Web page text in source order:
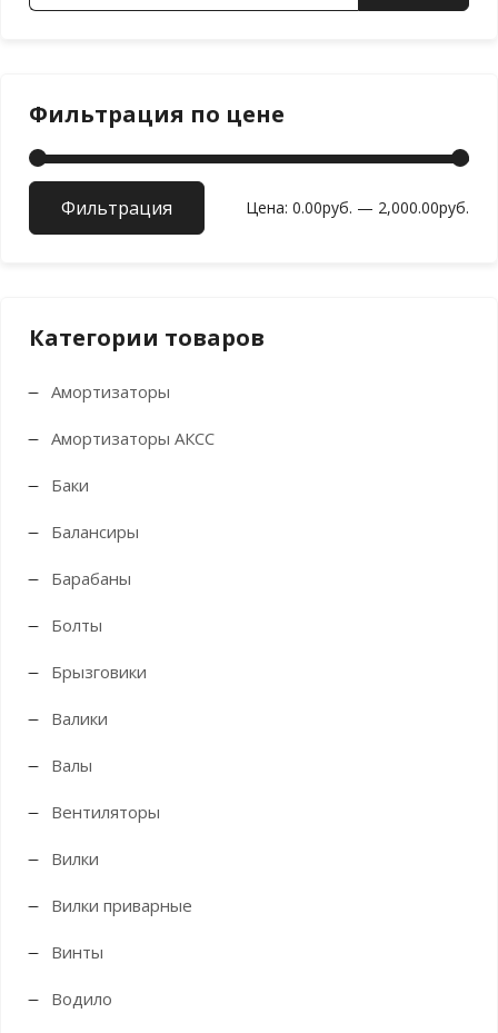
Фильтрация по цене
Фильтрация Цена: 0.00руб. — 2,000.00руб.
Категории товаров
Амортизаторы
Амортизаторы АКСС
Баки
Балансиры
Барабаны
Болты
Брызговики
Валики
Валы
Вентиляторы
Вилки
Вилки приварные
Винты
Водило